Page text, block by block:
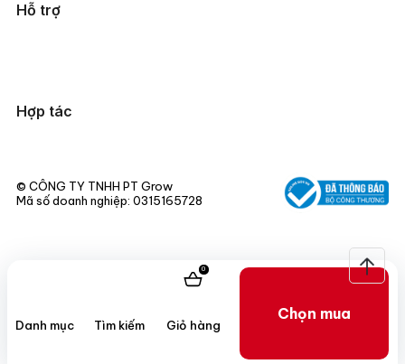
© CÔNG TY TNHH PT Grow
Mã số doanh nghiệp: 0315165728
Hỗ trợ
Hợp tác
Danh mục Tìm kiếm Giỏ hàng
0
Chọn mua